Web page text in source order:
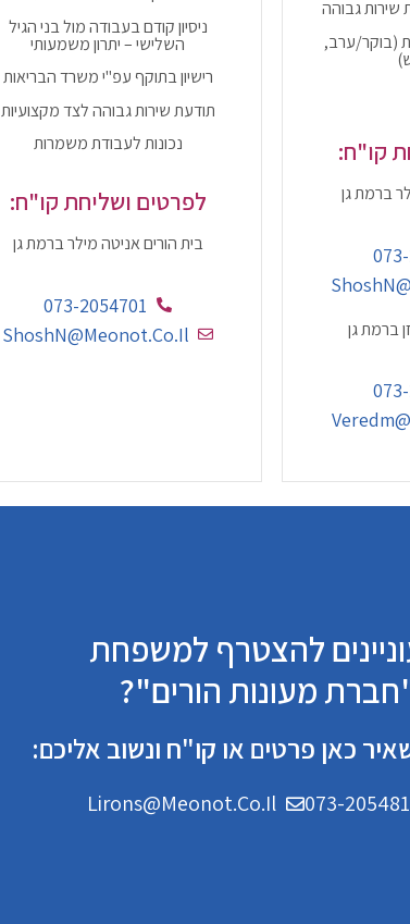
שירות גבוהה
(בוקר/ערב,
קו"ח:
ברמת גן
ברמת גן
ניסיון קודם בעבודה מול בני הגיל
השלישי – יתרון משמעותי
רישיון בתוקף עפ"י משרד הבריאות
תודעת שירות גבוהה לצד מקצועיות
נכונות לעבודת משמרות
לפרטים ושליחת קו"ח:
בית הורים אניטה מילר ברמת גן
073-2054701
ShoshN@meonot.co.il
להצטרף למשפחת
מעונות הורים"?
כאן פרטים או קו"ח ונשוב אליכם:
073-
Lirons@meonot.co.il